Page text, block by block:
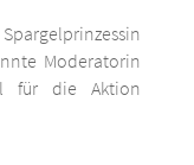
Moderatorin
für die Aktion